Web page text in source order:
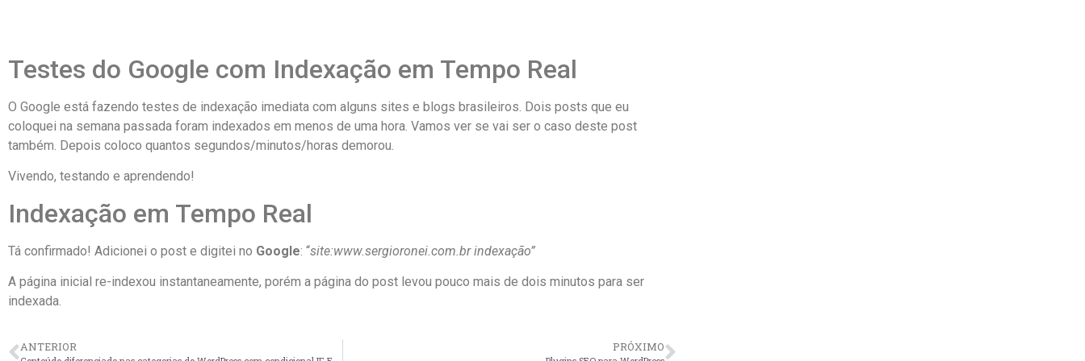
Testes do Google com Indexação em Tempo Real
O Google está fazendo testes de indexação imediata com alguns sites e blogs brasileiros. Dois posts que eu
coloquei na semana passada foram indexados em menos de uma hora. Vamos ver se vai ser o caso deste post
também. Depois coloco quantos segundos/minutos/horas demorou.
Vivendo, testando e aprendendo!
Indexação em Tempo Real
Tá confirmado! Adicionei o post e digitei no Google: “site:www.sergioronei.com.br indexação”
A página inicial re-indexou instantaneamente, porém a página do post levou pouco mais de dois minutos para ser
indexada.
ANTERIOR PRÓXIMO